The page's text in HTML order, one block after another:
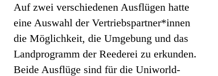
Auf zwei verschiedenen Ausflügen hatte
eine Auswahl der Vertriebspartner*innen
die Möglichkeit, die Umgebung und das
Landprogramm der Reederei zu erkunden.
Beide Ausflüge sind für die Uniworld-